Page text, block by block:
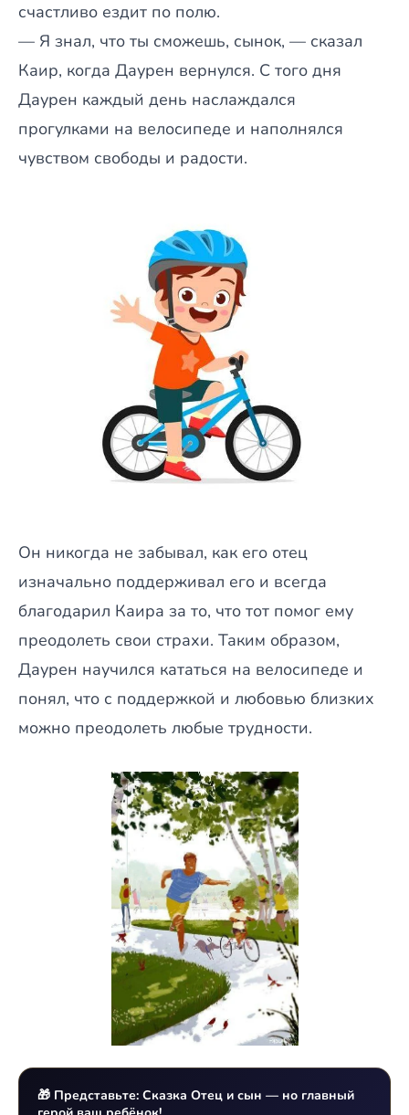
счастливо ездит по полю.
— Я знал, что ты сможешь, сынок, — сказал
Каир, когда Даурен вернулся. С того дня
Даурен каждый день наслаждался
прогулками на велосипеде и наполнялся
чувством свободы и радости.
Он никогда не забывал, как его отец
изначально поддерживал его и всегда
благодарил Каира за то, что тот помог ему
преодолеть свои страхи. Таким образом,
Даурен научился кататься на велосипеде и
понял, что с поддержкой и любовью близких
можно преодолеть любые трудности.
🎁 Представьте: Сказка Отец и сын — но главный